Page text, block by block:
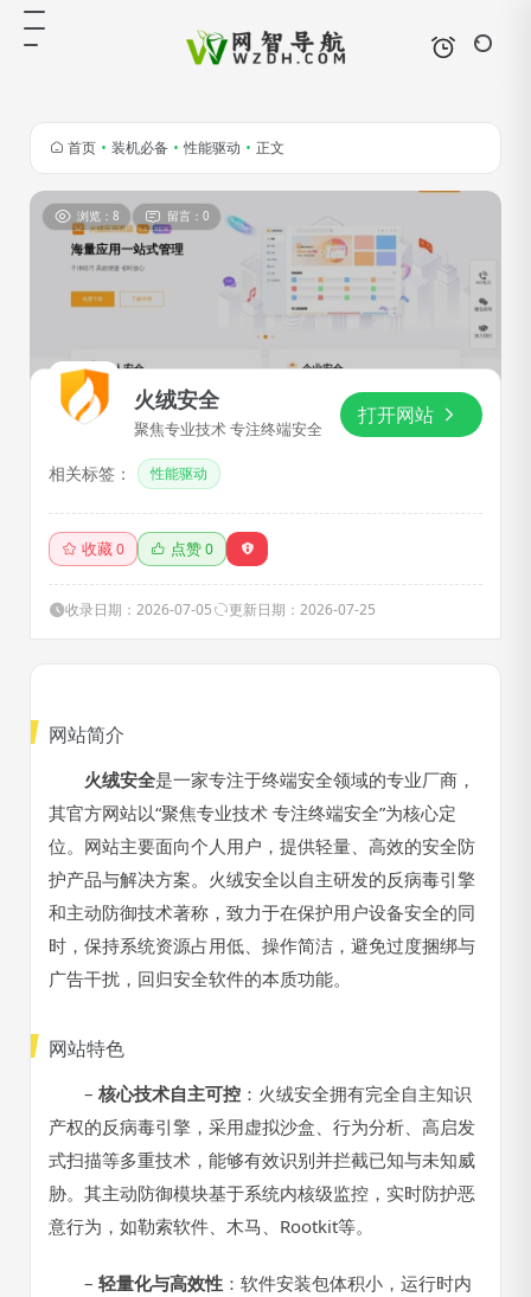
首页 • 装机必备 • 性能驱动 • 正文
浏览：8 留言：0
火绒安全
聚焦专业技术 专注终端安全
打开网站
相关标签： 性能驱动
收藏0 点赞0
收录日期：2026-07-05 更新日期：2026-07-25
网站简介
火绒安全是一家专注于终端安全领域的专业厂商，
其官方网站以“聚焦专业技术 专注终端安全”为核心定
位。网站主要面向个人用户，提供轻量、高效的安全防
护产品与解决方案。火绒安全以自主研发的反病毒引擎
和主动防御技术著称，致力于在保护用户设备安全的同
时，保持系统资源占用低、操作简洁，避免过度捆绑与
广告干扰，回归安全软件的本质功能。
网站特色
– 核心技术自主可控 ：火绒安全拥有完全自主知识
产权的反病毒引擎，采用虚拟沙盒、行为分析、高启发
式扫描等多重技术，能够有效识别并拦截已知与未知威
胁。其主动防御模块基于系统内核级监控，实时防护恶
意行为，如勒索软件、木马、Rootkit等。
– 轻量化与高效性 ：软件安装包体积小，运行时内